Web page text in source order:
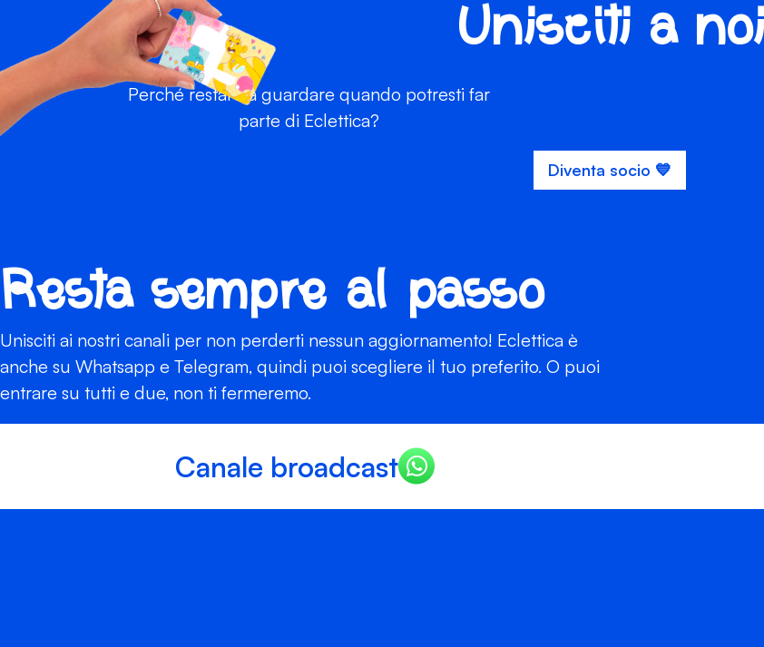
Unisciti a noi
Perché restare a guardare quando potresti far
parte di Eclettica?
Diventa socio 💙
Resta sempre al passo
Unisciti ai nostri canali per non perderti nessun aggiornamento! Eclettica è
anche su Whatsapp e Telegram, quindi puoi scegliere il tuo preferito. O puoi
entrare su tutti e due, non ti fermeremo.
Canale broadcast